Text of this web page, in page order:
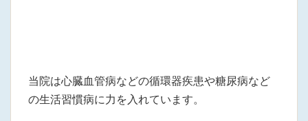
当院は心臓血管病などの循環器疾患や糖尿病など
の生活習慣病に力を入れています。